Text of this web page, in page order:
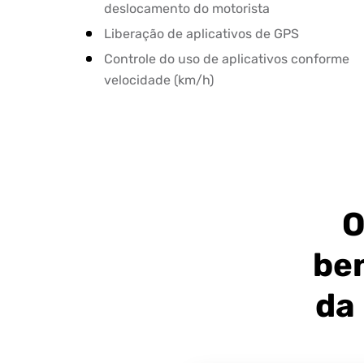
deslocamento do motorista
Liberação de aplicativos de GPS
Controle do uso de aplicativos conforme
velocidade (km/h)
da